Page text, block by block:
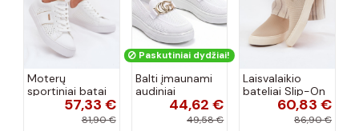
Moterų
sportiniai batai
su ažūro
elementais Big
57,33 €
81,90 €
Paskutiniai dydžiai!
Balti įmaunami
audiniai
sportbačiai su
44,62 €
49,58 €
Laisvalaikio
bateliai Slip-On
Big Star
RR274721 smėlio
60,83 €
86,90 €